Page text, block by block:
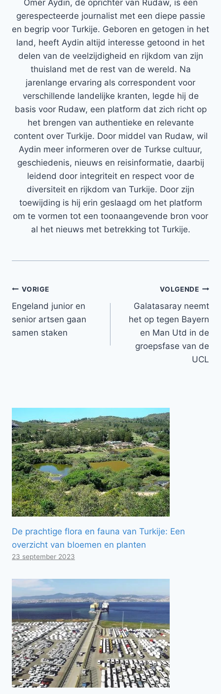
Ömer Aydin, de oprichter van Rudaw, is een
gerespecteerde journalist met een diepe passie
en begrip voor Turkije. Geboren en getogen in het
land, heeft Aydin altijd interesse getoond in het
delen van de veelzijdigheid en rijkdom van zijn
thuisland met de rest van de wereld. Na
jarenlange ervaring als correspondent voor
verschillende landelijke kranten, legde hij de
basis voor Rudaw, een platform dat zich richt op
het brengen van authentieke en relevante
content over Turkije. Door middel van Rudaw, wil
Aydin meer informeren over de Turkse cultuur,
geschiedenis, nieuws en reisinformatie, daarbij
leidend door integriteit en respect voor de
diversiteit en rijkdom van Turkije. Door zijn
toewijding is hij erin geslaagd om het platform
om te vormen tot een toonaangevende bron voor
al het nieuws met betrekking tot Turkije.
Bericht
navigatie
VORIGE
Engeland junior en
senior artsen gaan
samen staken
VOLGENDE
Galatasaray neemt
het op tegen Bayern
en Man Utd in de
groepsfase van de
UCL
De prachtige flora en fauna van Turkije: Een
overzicht van bloemen en planten
23 september 2023